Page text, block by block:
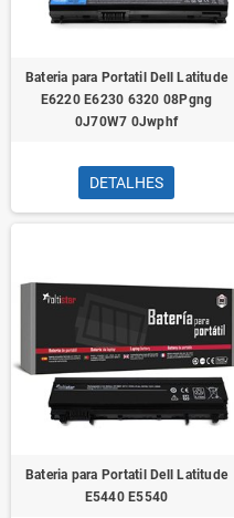
Bateria para Portatil Dell Latitude
E6220 E6230 6320 08Pgng
0J70W7 0Jwphf
DETALHES
Bateria para Portatil Dell Latitude
E5440 E5540